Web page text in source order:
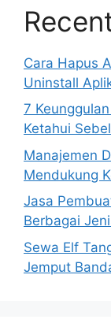
Cara Hapus
Uninstall
7
Ketahui
Manajemen
Mendukung
Jasa
Berbagai
Sewa Elf
Jemput